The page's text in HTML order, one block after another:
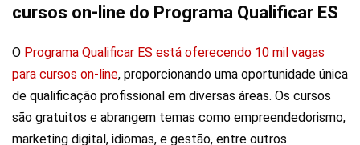
cursos on-line do Programa Qualificar ES
O Programa Qualificar ES está oferecendo 10 mil vagas
para cursos on-line, proporcionando uma oportunidade única
de qualificação profissional em diversas áreas. Os cursos
são gratuitos e abrangem temas como empreendedorismo,
marketing digital, idiomas, e gestão, entre outros.